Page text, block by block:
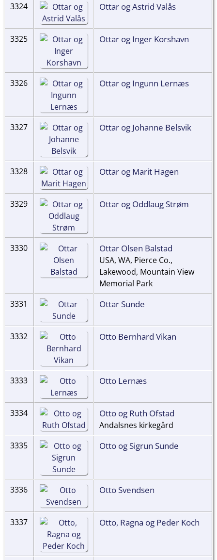
3324 Ottar og Astrid Valås
3325 Ottar og Inger Korshavn
3326 Ottar og Ingunn Lernæs
3327 Ottar og Johanne Belsvik
3328 Ottar og Marit Hagen
3329 Ottar og Oddlaug Strøm
3330 Ottar Olsen Balstad
USA, WA, Pierce Co.,
Lakewood, Mountain View
Memorial Park
3331
Ottar Sunde
3332 Otto Bernhard Vikan
3333 Otto Lernæs
3334 Otto og Ruth Ofstad
Andalsnes kirkegård
3335
Otto og Sigrun Sunde
3336 Otto Svendsen
3337 Otto, Ragna og Peder Koch